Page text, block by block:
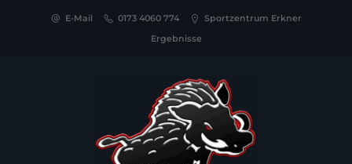
E-Mail 0173 4060 774
Sportzentrum Erkner
Ergebnisse